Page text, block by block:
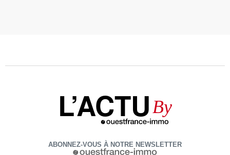
L’ACTU By
ABONNEZ-VOUS À NOTRE NEWSLETTER